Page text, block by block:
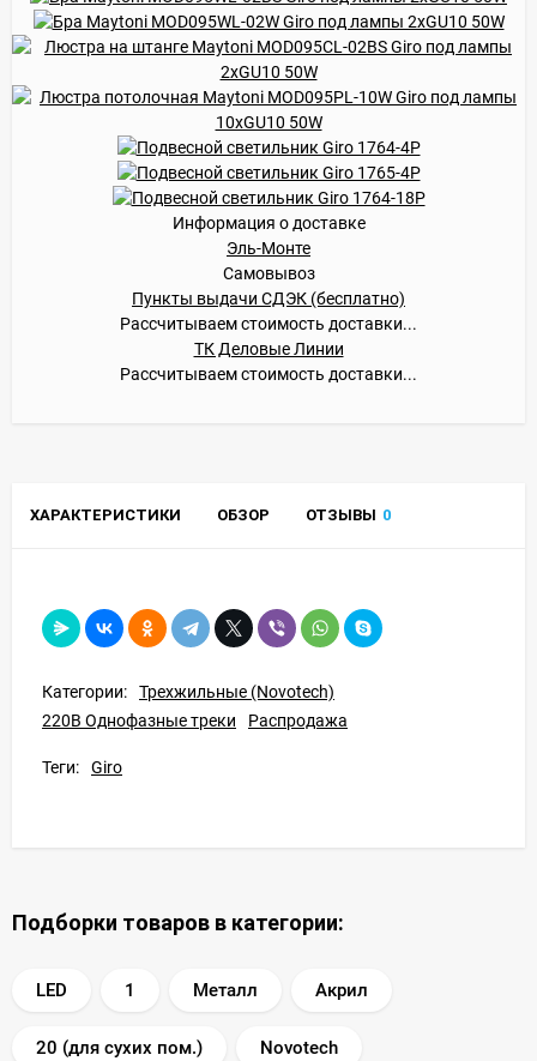
Информация о доставке
Эль-Монте
Самовывоз
Пункты выдачи СДЭК (бесплатно)
Рассчитываем стоимость доставки...
ТК Деловые Линии
Рассчитываем стоимость доставки...
ХАРАКТЕРИСТИКИ ОБЗОР ОТЗЫВЫ 0
Категории:
Трехжильные (Novotech)
220В Однофазные треки
Распродажа
Теги: Giro
Подборки товаров в категории:
LED 1 Металл Акрил
20 (для сухих пом.) Novotech